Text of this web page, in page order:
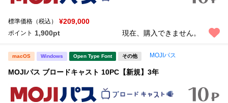
標準価格（税込） ¥209,000
ポイント 1,900pt 現在、購入できません。
macOS Windows Open Type Font その他 MOJIパス
MOJIパス ブロードキャスト 10PC【新規】3年